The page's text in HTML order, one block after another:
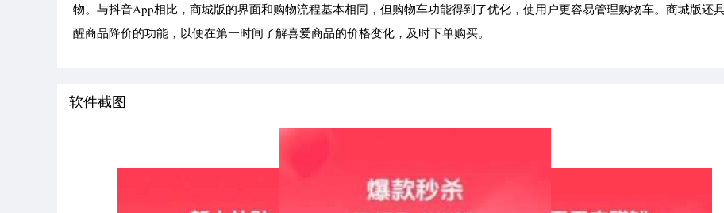
物。与抖音App相比，商城版的界面和购物流程基本相同，但购物车功能得到了优化，使用户更容易管理购物车。商城版还
醒商品降价的功能，以便在第一时间了解喜爱商品的价格变化，及时下单购买。
软件截图